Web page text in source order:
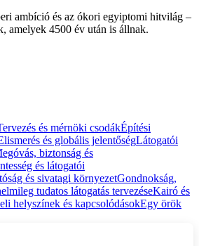
ambíció és az ókori egyiptomi hitvilág –
amelyek 4500 év után is állnak.
és mérnöki csodákÉpítési
és globális jelentőségLátogatói
biztonság és
és látogatói
és sivatagi környezetGondnokság,
tudatos látogatás tervezéseKairó és
helyszínek és kapcsolódásokEgy örök